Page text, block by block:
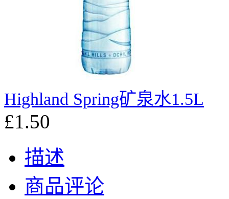
Highland Spring矿泉水1.5L
£1.50
描述
商品评论